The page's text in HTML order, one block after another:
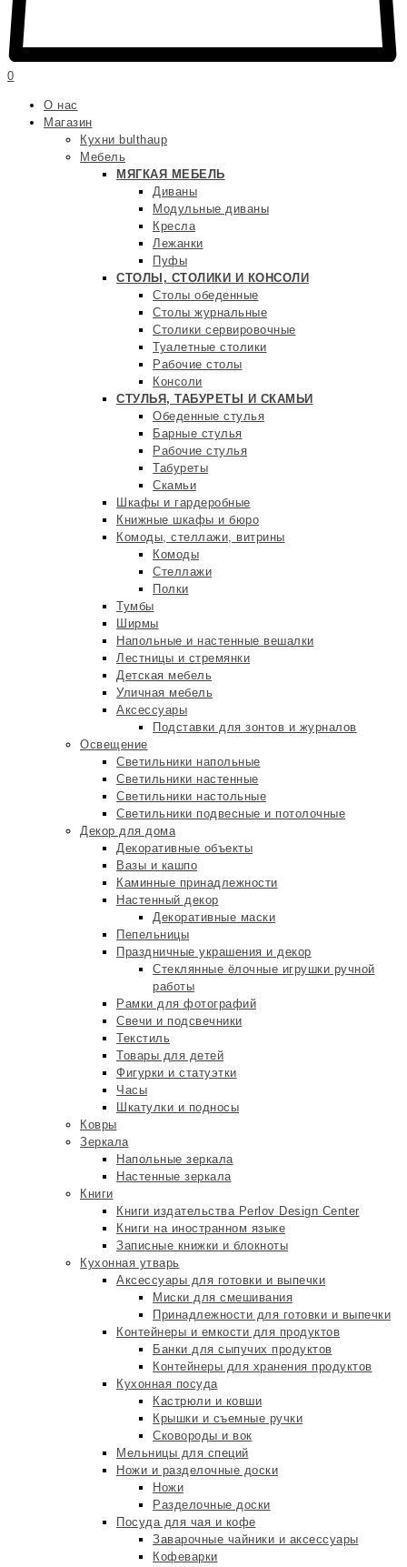
0
О нас
Магазин
Кухни bulthaup
Мебель
МЯГКАЯ МЕБЕЛЬ
Диваны
Модульные диваны
Кресла
Лежанки
Пуфы
СТОЛЫ, СТОЛИКИ И КОНСОЛИ
Столы обеденные
Столы журнальные
Столики сервировочные
Туалетные столики
Рабочие столы
Консоли
СТУЛЬЯ, ТАБУРЕТЫ И СКАМЬИ
Обеденные стулья
Барные стулья
Рабочие стулья
Табуреты
Скамьи
Шкафы и гардеробные
Книжные шкафы и бюро
Комоды, стеллажи, витрины
Комоды
Стеллажи
Полки
Тумбы
Ширмы
Напольные и настенные вешалки
Лестницы и стремянки
Детская мебель
Уличная мебель
Аксессуары
Подставки для зонтов и журналов
Освещение
Светильники напольные
Светильники настенные
Светильники настольные
Светильники подвесные и потолочные
Декор для дома
Декоративные объекты
Вазы и кашпо
Каминные принадлежности
Настенный декор
Декоративные маски
Пепельницы
Праздничные украшения и декор
Стеклянные ёлочные игрушки ручной
работы
Рамки для фотографий
Свечи и подсвечники
Текстиль
Товары для детей
Фигурки и статуэтки
Часы
Шкатулки и подносы
Ковры
Зеркала
Напольные зеркала
Настенные зеркала
Книги
Книги издательства Perlov Design Center
Книги на иностранном языке
Записные книжки и блокноты
Кухонная утварь
Аксессуары для готовки и выпечки
Миски для смешивания
Принадлежности для готовки и выпечки
Контейнеры и емкости для продуктов
Банки для сыпучих продуктов
Контейнеры для хранения продуктов
Кухонная посуда
Кастрюли и ковши
Крышки и съемные ручки
Сковороды и вок
Мельницы для специй
Ножи и разделочные доски
Ножи
Разделочные доски
Посуда для чая и кофе
Заварочные чайники и аксессуары
Кофеварки